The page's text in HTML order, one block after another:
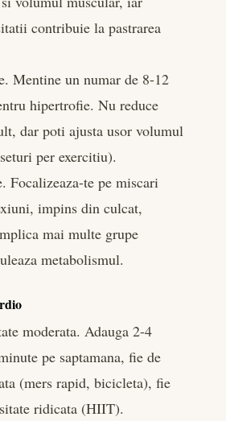
contribuie la pastrarea
Mentine un numar de 8-12
hipertrofie. Nu reduce
dar poti ajusta usor volumul
per exercitiu).
Focalizeaza-te pe miscari
impins din culcat,
mai multe grupe
metabolismul.
moderata. Adauga 2-4
pe saptamana, fie de
(mers rapid, bicicleta), fie
ridicata (HIIT).